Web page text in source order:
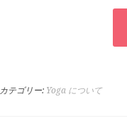
カテゴリー: Yoga について